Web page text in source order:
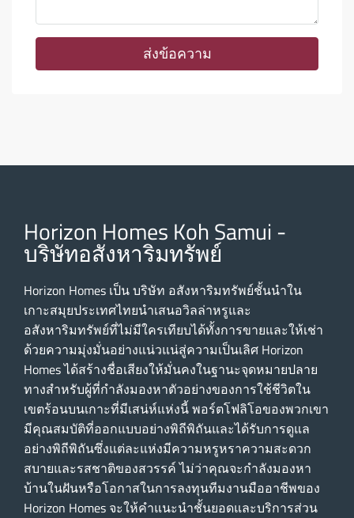
ส่งข้อความ
Horizon Homes Koh Samui -
บริษัทอสังหาริมทรัพย์
Horizon Homes เป็น บริษัท อสังหาริมทรัพย์ชั้นนําใน
เกาะสมุยประเทศไทยนําเสนอวิลล่าหรูและ
อสังหาริมทรัพย์ที่ไม่มีใครเทียบได้ทั้งการขายและให้เช่า
ด้วยความมุ่งมั่นอย่างแน่วแน่สู่ความเป็นเลิศ Horizon
Homes ได้สร้างชื่อเสียงให้มั่นคงในฐานะจุดหมายปลาย
ทางสําหรับผู้ที่กําลังมองหาตัวอย่างของการใช้ชีวิตใน
เขตร้อนบนเกาะที่มีเสน่ห์แห่งนี้ พอร์ตโฟลิโอของพวกเขา
มีคุณสมบัติที่ออกแบบอย่างพิถีพิถันและได้รับการดูแล
อย่างพิถีพิถันซึ่งแต่ละแห่งมีความหรูหราความสะดวก
สบายและรสชาติของสวรรค์ ไม่ว่าคุณจะกําลังมองหา
บ้านในฝันหรือโอกาสในการลงทุนทีมงานมืออาชีพของ
Horizon Homes จะให้คําแนะนําชั้นยอดและบริการส่วน